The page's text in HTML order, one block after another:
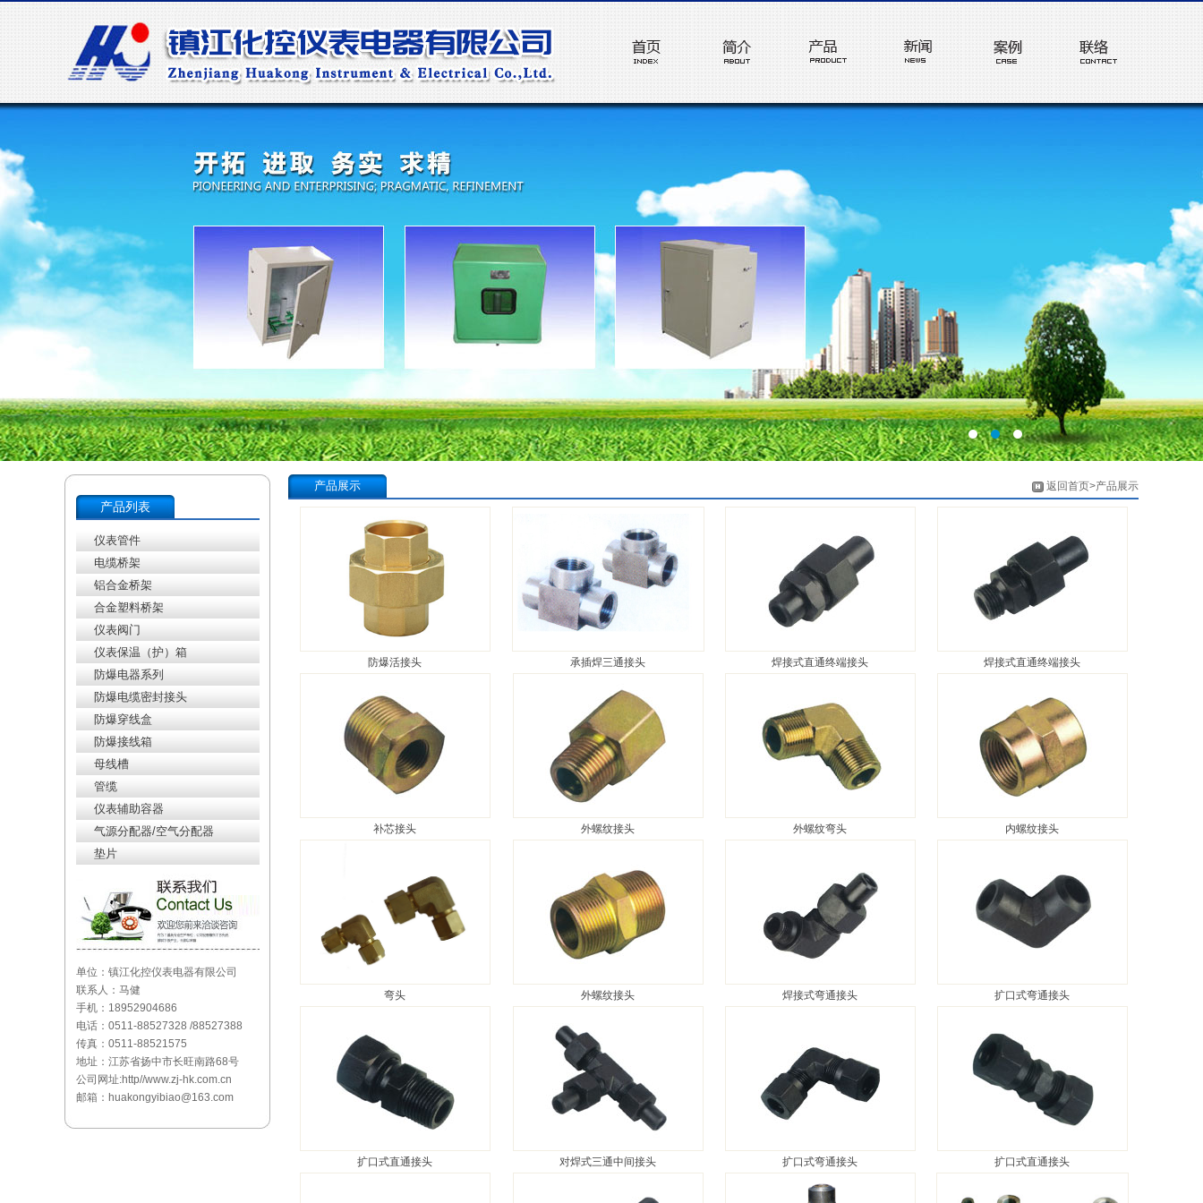
产品列表
仪表管件
电缆桥架
铝合金桥架
合金塑料桥架
仪表阀门
仪表保温（护）箱
防爆电器系列
防爆电缆密封接头
防爆穿线盒
防爆接线箱
母线槽
管缆
仪表辅助容器
气源分配器/空气分配器
垫片
单位：镇江化控仪表电器有限公司
联系人：马健
手机：18952904686
电话：0511-88527328 /88527388
传真：0511-88521575
地址：江苏省扬中市长旺南路68号
公司网址:http//www.zj-hk.com.cn
邮箱：huakongyibiao@163.com
产品展示 返回首页>产品展示
防爆活接头 承插焊三通接头 焊接式直通终端接头 焊接式直通终端接头
补芯接头 外螺纹接头 外螺纹弯头 内螺纹接头
弯头 外螺纹接头 焊接式弯通接头 扩口式弯通接头
扩口式直通接头 对焊式三通中间接头 扩口式弯通接头 扩口式直通接头